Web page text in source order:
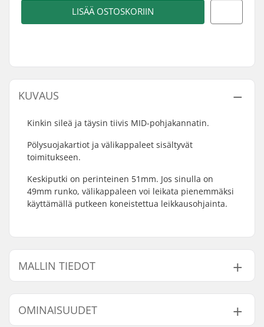
LISÄÄ OSTOSKORIIN
KUVAUS
Kinkin sileä ja täysin tiivis MID-pohjakannatin.
Pölysuojakartiot ja välikappaleet sisältyvät
toimitukseen.
Keskiputki on perinteinen 51mm. Jos sinulla on
49mm runko, välikappaleen voi leikata pienemmäksi
käyttämällä putkeen koneistettua leikkausohjainta.
MALLIN TIEDOT
19mm - Matte Black
OMINAISUUDET